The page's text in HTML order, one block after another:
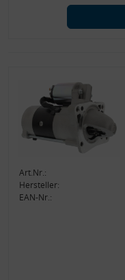
Art.Nr.:
Hersteller:
EAN-Nr.: